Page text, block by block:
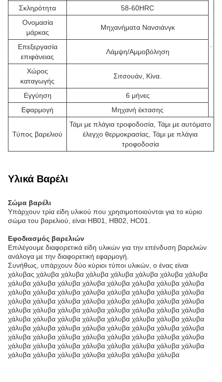
Σκληρότητα
58-60HRC
Ονομασία
μάρκας
Μηχανήματα Νανσιάνγκ
Επεξεργασία
επιφάνειας
Λάμψη/Αμμοβόληση
Χώρος
καταγωγής
Σιτσουάν, Κίνα.
Εγγύηση
6 μήνες
Εφαρμογή
Μηχανή έκτασης
Τύπος βαρελιού
Τάμι με πλάγια τροφοδοσία, Τάμι με αυτόματο
έλεγχο θερμοκρασίας, Τάμι με πλάγια
τροφοδοσία
Υλικά Βαρέλι
Σώμα βαρέλι
Υπάρχουν τρία είδη υλικού που χρησιμοποιούνται για το κύριο
σώμα του βαρελιού, είναι HB01, HB02, HC01.
Εφοδιασμός βαρελιών
Επιλέγουμε διαφορετικά είδη υλικών για την επένδυση βαρελιών
ανάλογα με την διαφορετική εφαρμογή.
Συνήθως, υπάρχουν δύο κύριοι τύποι υλικών, ο ένας είναι
χάλυβας χάλυβα χάλυβα χάλυβα χάλυβα χάλυβα χάλυβα χάλυβα
χάλυβα χάλυβα χάλυβα χάλυβα χάλυβα χάλυβα χάλυβα χάλυβα
χάλυβα χάλυβα χάλυβα χάλυβα χάλυβα χάλυβα χάλυβα χάλυβα
χάλυβα χάλυβα χάλυβα χάλυβα χάλυβα χάλυβα χάλυβα χάλυβα
χάλυβα χάλυβα χάλυβα χάλυβα χάλυβα χάλυβα χάλυβα χάλυβα
χάλυβα χάλυβα χάλυβα χάλυβα χάλυβα χάλυβα χάλυβα χάλυβα
χάλυβα χάλυβα χάλυβα χάλυβα χάλυβα χάλυβα χάλυβα χάλυβα
χάλυβα χάλυβα χάλυβα χάλυβα χάλυβα χάλυβα χάλυβα χάλυβα
χάλυβα χάλυβα χάλυβα χάλυβα χάλυβα χάλυβα χάλυβα χάλυβα
χάλυβα χάλυβα χάλυβα χάλυβα χάλυβα χάλυβα χάλυβα